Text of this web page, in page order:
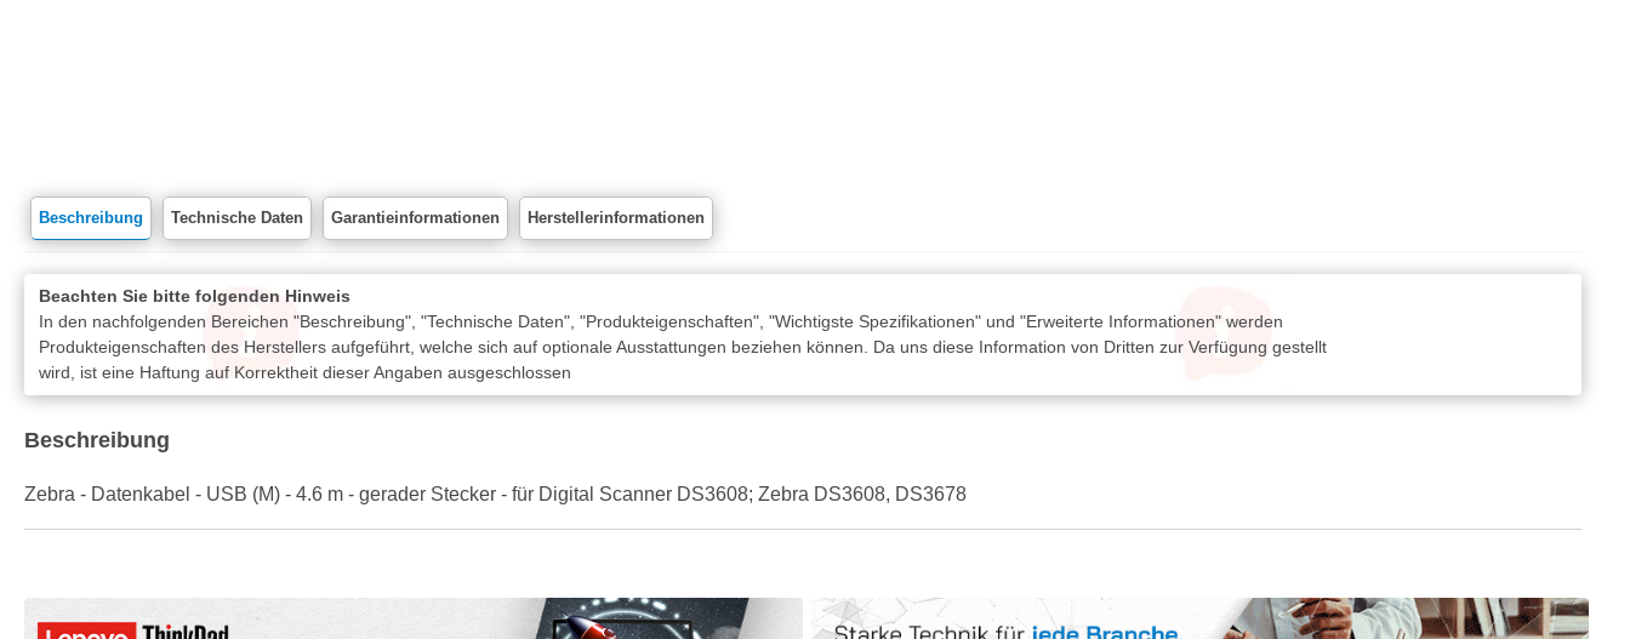
Beschreibung Technische Daten Garantieinformationen Herstellerinformationen
Beachten Sie bitte folgenden Hinweis
In den nachfolgenden Bereichen "Beschreibung", "Technische Daten", "Produkteigenschaften", "Wichtigste Spezifikationen" und "Erweiterte Informationen" werden
Produkteigenschaften des Herstellers aufgeführt, welche sich auf optionale Ausstattungen beziehen können. Da uns diese Information von Dritten zur Verfügung gestellt
wird, ist eine Haftung auf Korrektheit dieser Angaben ausgeschlossen
Beschreibung
Zebra - Datenkabel - USB (M) - 4.6 m - gerader Stecker - für Digital Scanner DS3608; Zebra DS3608, DS3678